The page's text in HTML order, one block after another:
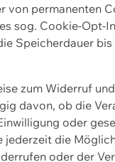
von permanenten
sog. Cookie-Opt-
Speicherdauer
zum Widerruf
davon, ob die
oder
jederzeit die
oder der